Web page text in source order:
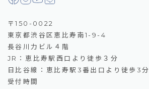
〒150-0022
東京都渋谷区恵比寿南1-9-4
長谷川力ビル４階
JR：恵比寿駅西口より徒歩３分
日比谷線：恵比寿駅3番出口より徒歩3分
受付時間